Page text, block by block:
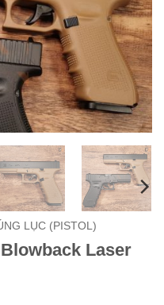
LỤC (PISTOL)
Laser